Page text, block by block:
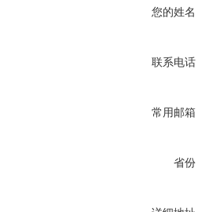
您的姓名
联系电话
常用邮箱
省份